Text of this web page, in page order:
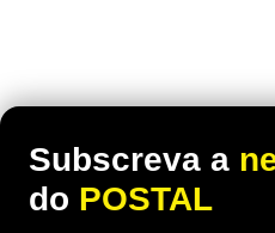
Profissional não profissionalizada
agosto | Por Ana Alexandra Resende
Subscreva a
do POSTAL